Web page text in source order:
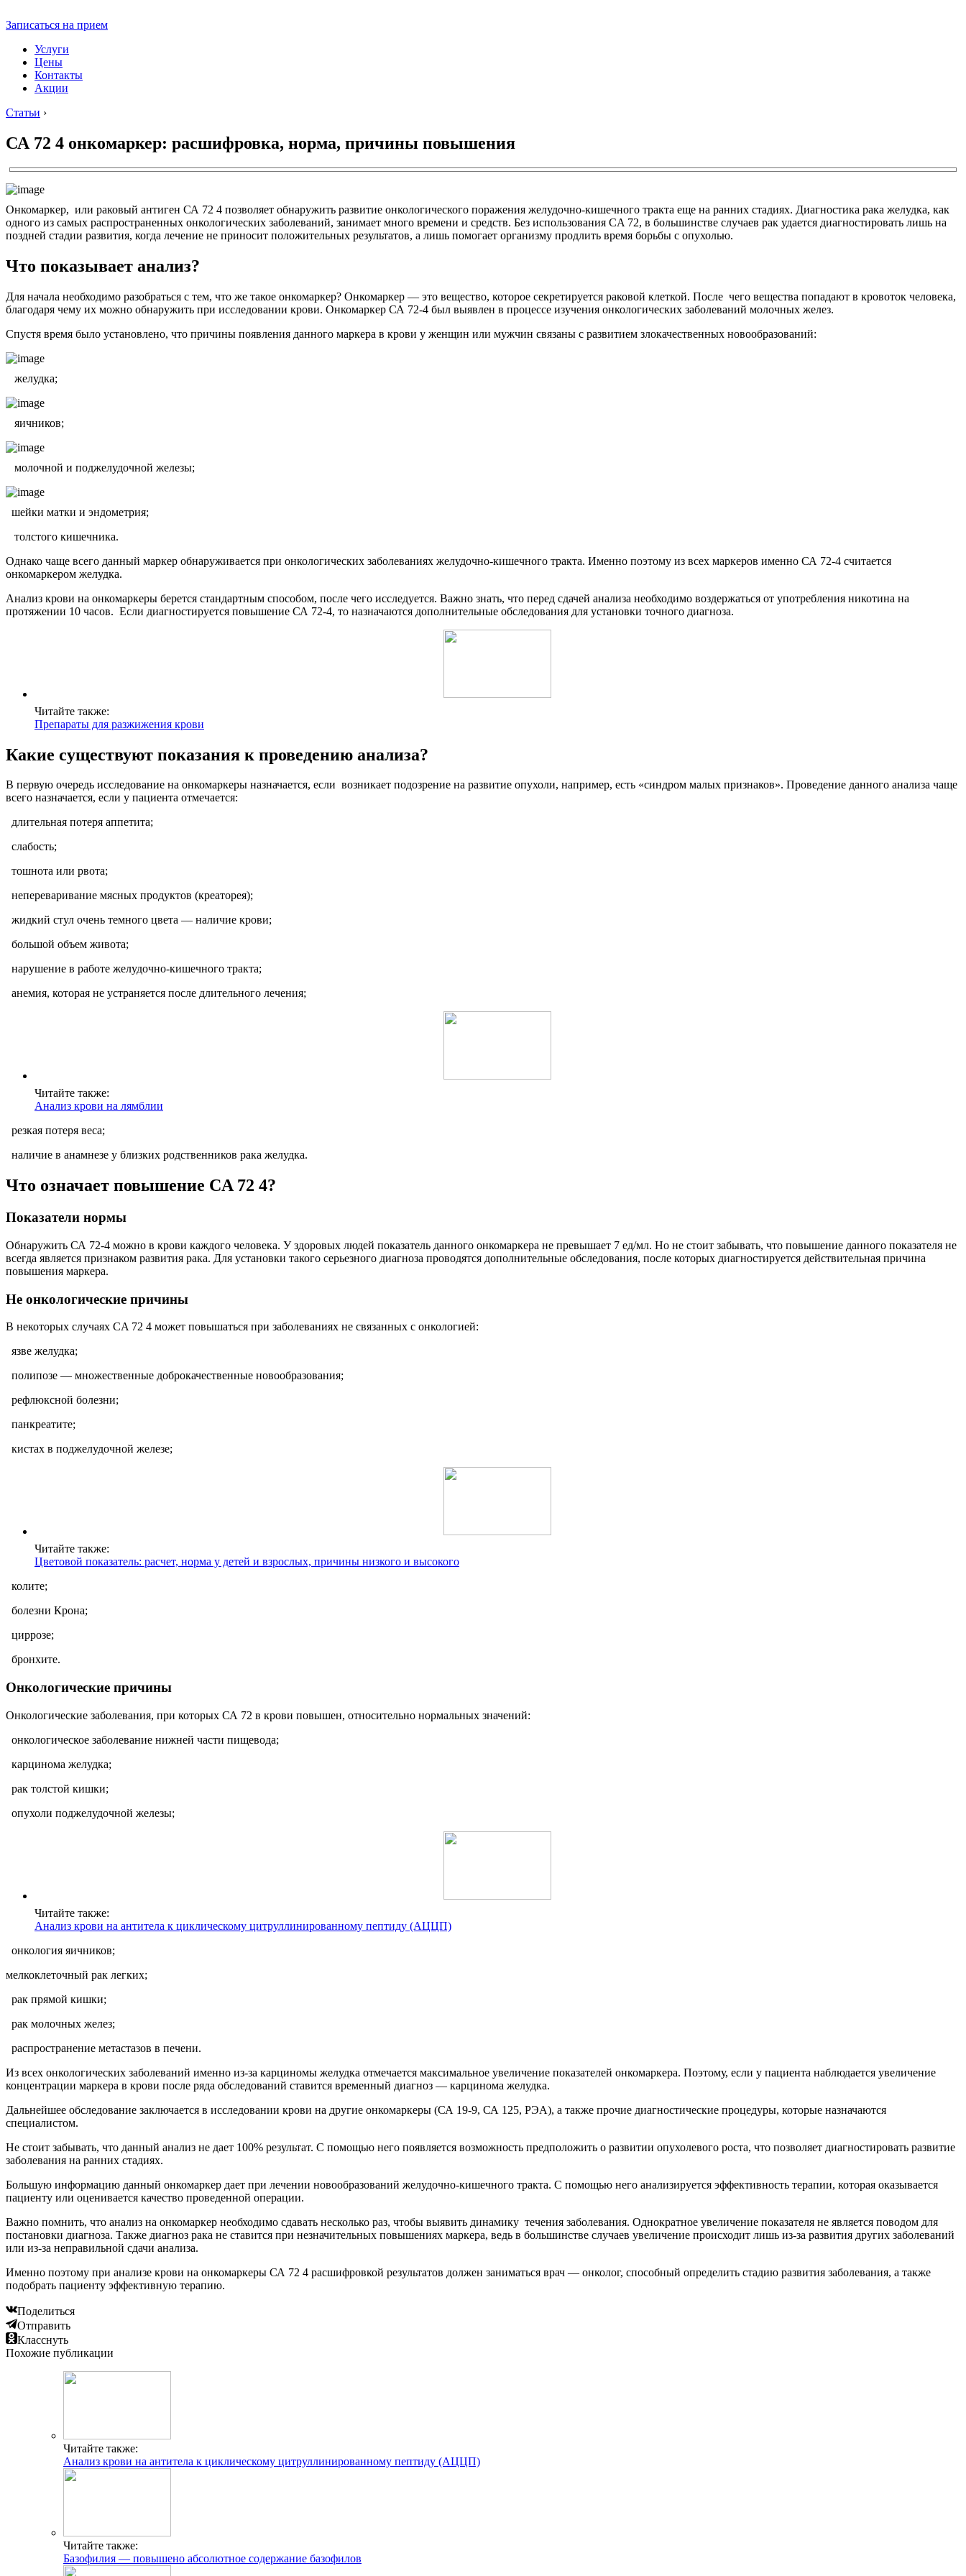
Записаться на прием
Услуги
Цены
Контакты
Акции
Статьи ›
СА 72 4 онкомаркер: расшифровка, норма, причины повышения
Онкомаркер, или раковый антиген СА 72 4 позволяет обнаружить развитие онкологического поражения желудочно-кишечного тракта еще на ранних стадиях. Диагностика рака желудка, как
одного из самых распространенных онкологических заболеваний, занимает много времени и средств. Без использования CA 72, в большинстве случаев рак удается диагностировать лишь на
поздней стадии развития, когда лечение не приносит положительных результатов, а лишь помогает организму продлить время борьбы с опухолью.
Что показывает анализ?
Для начала необходимо разобраться с тем, что же такое онкомаркер? Онкомаркер — это вещество, которое секретируется раковой клеткой. После чего вещества попадают в кровоток человека,
благодаря чему их можно обнаружить при исследовании крови. Онкомаркер СА 72-4 был выявлен в процессе изучения онкологических заболеваний молочных желез.
Спустя время было установлено, что причины появления данного маркера в крови у женщин или мужчин связаны с развитием злокачественных новообразований:
желудка;
яичников;
молочной и поджелудочной железы;
шейки матки и эндометрия;
толстого кишечника.
Однако чаще всего данный маркер обнаруживается при онкологических заболеваниях желудочно-кишечного тракта. Именно поэтому из всех маркеров именно СА 72-4 считается
онкомаркером желудка.
Анализ крови на онкомаркеры берется стандартным способом, после чего исследуется. Важно знать, что перед сдачей анализа необходимо воздержаться от употребления никотина на
протяжении 10 часов. Если диагностируется повышение СА 72-4, то назначаются дополнительные обследования для установки точного диагноза.
Читайте также:
Препараты для разжижения крови
Какие существуют показания к проведению анализа?
В первую очередь исследование на онкомаркеры назначается, если возникает подозрение на развитие опухоли, например, есть «синдром малых признаков». Проведение данного анализа чаще
всего назначается, если у пациента отмечается:
длительная потеря аппетита;
слабость;
тошнота или рвота;
непереваривание мясных продуктов (креаторея);
жидкий стул очень темного цвета — наличие крови;
большой объем живота;
нарушение в работе желудочно-кишечного тракта;
анемия, которая не устраняется после длительного лечения;
Читайте также:
Анализ крови на лямблии
резкая потеря веса;
наличие в анамнезе у близких родственников рака желудка.
Что означает повышение CA 72 4?
Показатели нормы
Обнаружить СА 72-4 можно в крови каждого человека. У здоровых людей показатель данного онкомаркера не превышает 7 ед/мл. Но не стоит забывать, что повышение данного показателя не
всегда является признаком развития рака. Для установки такого серьезного диагноза проводятся дополнительные обследования, после которых диагностируется действительная причина
повышения маркера.
Не онкологические причины
В некоторых случаях CA 72 4 может повышаться при заболеваниях не связанных с онкологией:
язве желудка;
полипозе — множественные доброкачественные новообразования;
рефлюксной болезни;
панкреатите;
кистах в поджелудочной железе;
Читайте также:
Цветовой показатель: расчет, норма у детей и взрослых, причины низкого и высокого
колите;
болезни Крона;
циррозе;
бронхите.
Онкологические причины
Онкологические заболевания, при которых СА 72 в крови повышен, относительно нормальных значений:
онкологическое заболевание нижней части пищевода;
карцинома желудка;
рак толстой кишки;
опухоли поджелудочной железы;
Читайте также:
Анализ крови на антитела к циклическому цитруллинированному пептиду (АЦЦП)
онкология яичников;
мелкоклеточный рак легких;
рак прямой кишки;
рак молочных желез;
распространение метастазов в печени.
Из всех онкологических заболеваний именно из-за карциномы желудка отмечается максимальное увеличение показателей онкомаркера. Поэтому, если у пациента наблюдается увеличение
концентрации маркера в крови после ряда обследований ставится временный диагноз — карцинома желудка.
Дальнейшее обследование заключается в исследовании крови на другие онкомаркеры (СА 19-9, СА 125, РЭА), а также прочие диагностические процедуры, которые назначаются
специалистом.
Не стоит забывать, что данный анализ не дает 100% результат. С помощью него появляется возможность предположить о развитии опухолевого роста, что позволяет диагностировать развитие
заболевания на ранних стадиях.
Большую информацию данный онкомаркер дает при лечении новообразований желудочно-кишечного тракта. С помощью него анализируется эффективность терапии, которая оказывается
пациенту или оценивается качество проведенной операции.
Важно помнить, что анализ на онкомаркер необходимо сдавать несколько раз, чтобы выявить динамику течения заболевания. Однократное увеличение показателя не является поводом для
постановки диагноза. Также диагноз рака не ставится при незначительных повышениях маркера, ведь в большинстве случаев увеличение происходит лишь из-за развития других заболеваний
или из-за неправильной сдачи анализа.
Именно поэтому при анализе крови на онкомаркеры СА 72 4 расшифровкой результатов должен заниматься врач — онколог, способный определить стадию развития заболевания, а также
подобрать пациенту эффективную терапию.
Поделиться
Отправить
Класснуть
Похожие публикации
Читайте также:
Анализ крови на антитела к циклическому цитруллинированному пептиду (АЦЦП)
Читайте также:
Базофилия — повышено абсолютное содержание базофилов